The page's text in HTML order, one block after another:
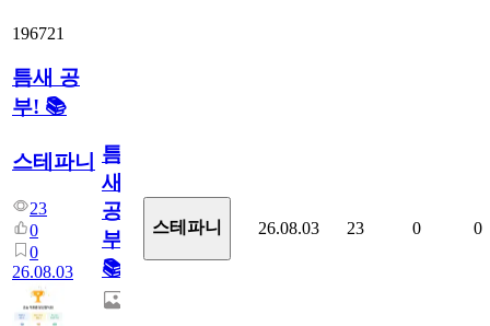
196721
틈새 공
부! 📚
스테파니
23
0
0
26.08.03
틈
새
공
부!
📚
스테파니 26.08.03 23 0 0